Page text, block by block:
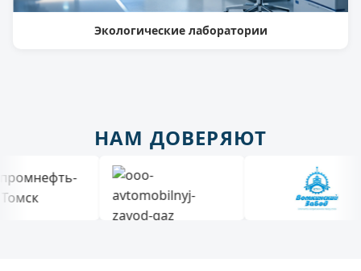
Экологические лаборатории
НАМ ДОВЕРЯЮТ